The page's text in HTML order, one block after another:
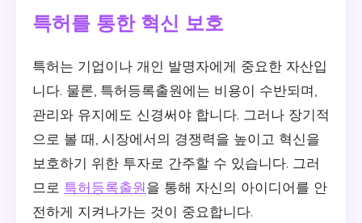
특허를 통한 혁신 보호
특허는 기업이나 개인 발명자에게 중요한 자산입
니다. 물론, 특허등록출원에는 비용이 수반되며,
관리와 유지에도 신경써야 합니다. 그러나 장기적
으로 볼 때, 시장에서의 경쟁력을 높이고 혁신을
보호하기 위한 투자로 간주할 수 있습니다. 그러
므로 특허등록출원을 통해 자신의 아이디어를 안
전하게 지켜나가는 것이 중요합니다.